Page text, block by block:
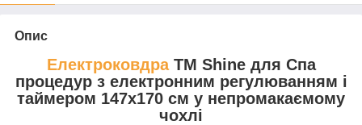
Опис
ЕлектроковдраTM Shine для Спа
процедур з електронним регулюванням і
таймером 147х170 см у непромакаємому
чохлі